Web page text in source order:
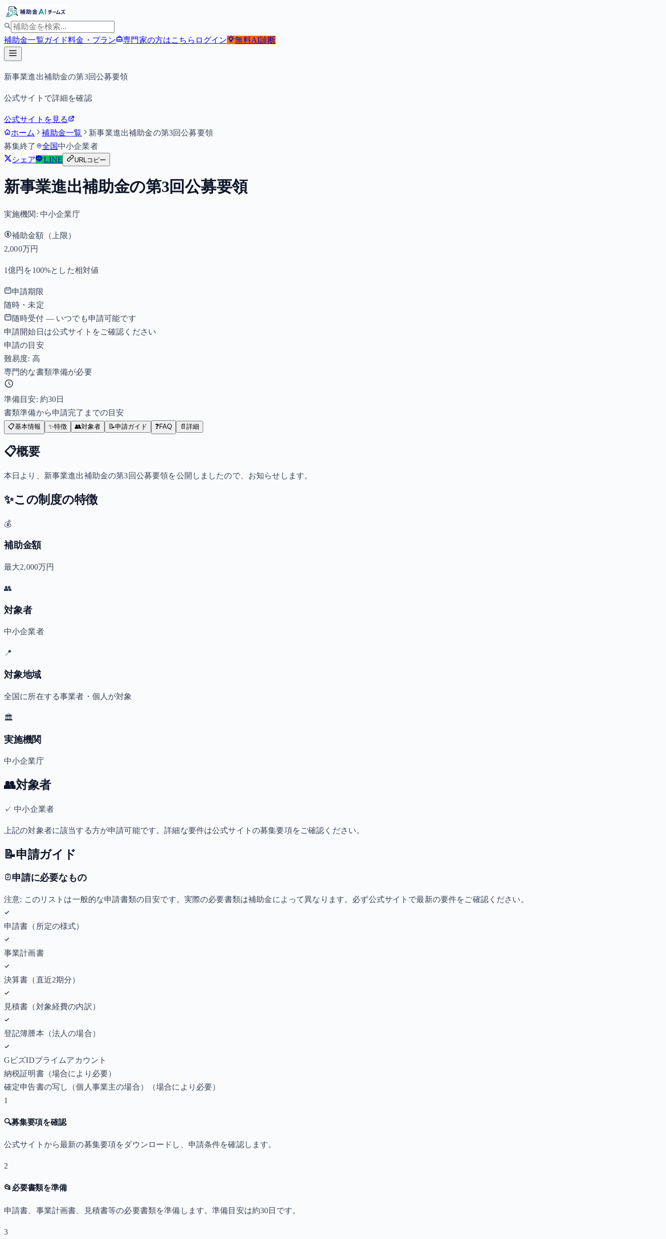
補助金一覧ガイド料金・プラン 専門家の方はこちら ログイン 無料AI診断
新事業進出補助金の第3回公募要領
公式サイトで詳細を確認
公式サイトを見る
ホーム
補助金一覧
新事業進出補助金の第3回公募要領
募集終了
全国 中小企業者
シェア
LINE URLコピー
新事業進出補助金の第3回公募要領
実施機関: 中小企業庁
補助金額（上限）
2,000万円
1億円を100%とした相対値
申請期限
随時・未定
随時受付 — いつでも申請可能です
申請開始日は公式サイトをご確認ください
申請の目安
難易度: 高
専門的な書類準備が必要
準備目安: 約30日
書類準備から申請完了までの目安
📋基本情報 ✨特徴 👥対象者 📝申請ガイド ❓FAQ 📄 詳細
📋概要
本日より、新事業進出補助金の第3回公募要領を公開しましたので、お知らせします。
✨この制度の特徴
💰
補助金額
最大2,000万円
👥
対象者
中小企業者
📍
対象地域
全国に所在する事業者・個人が対象
🏛️
実施機関
中小企業庁
👥対象者
✓ 中小企業者
上記の対象者に該当する方が申請可能です。詳細な要件は公式サイトの募集要項をご確認ください。
📝申請ガイド
申請に必要なもの
注意: このリストは一般的な申請書類の目安です。実際の必要書類は補助金によって異なります。必ず公式サイトで最新の要件をご確認ください。
申請書（所定の様式）
事業計画書
決算書（直近2期分）
見積書（対象経費の内訳）
登記簿謄本（法人の場合）
GビズIDプライムアカウント
納税証明書（場合により必要）
確定申告書の写し（個人事業主の場合）
（場合により必要）
1
🔍募集要項を確認
公式サイトから最新の募集要項をダウンロードし、申請条件を確認します。
2
📂 必要書類を準備
申請書、事業計画書、見積書等の必要書類を準備します。準備目安は約30日です。
3